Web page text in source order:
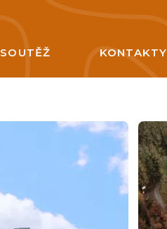
SOUTĚŽ KONTAKTY